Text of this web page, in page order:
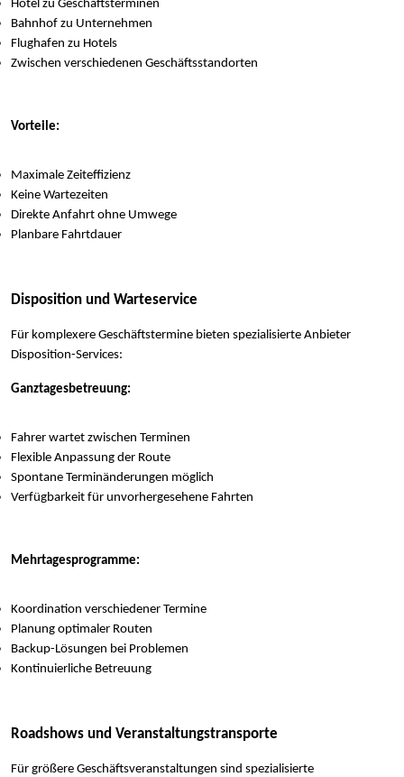
Hotel zu Geschäftsterminen
Bahnhof zu Unternehmen
Flughafen zu Hotels
Zwischen verschiedenen Geschäftsstandorten
Vorteile:
Maximale Zeiteffizienz
Keine Wartezeiten
Direkte Anfahrt ohne Umwege
Planbare Fahrtdauer
Disposition und Warteservice
Für komplexere Geschäftstermine bieten spezialisierte Anbieter
Disposition-Services:
Ganztagesbetreuung:
Fahrer wartet zwischen Terminen
Flexible Anpassung der Route
Spontane Terminänderungen möglich
Verfügbarkeit für unvorhergesehene Fahrten
Mehrtagesprogramme:
Koordination verschiedener Termine
Planung optimaler Routen
Backup-Lösungen bei Problemen
Kontinuierliche Betreuung
Roadshows und Veranstaltungstransporte
Für größere Geschäftsveranstaltungen sind spezialisierte